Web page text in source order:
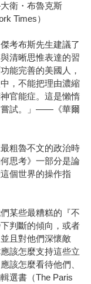
衛・布魯克斯
Times）
考布斯先生建議了
清晰思惟表達的習
能完善的美國人，
，不能把理由濃縮
官能症。這是懶惰
嘗試。」——《華爾
粗魯不文的政治時
思考》一部分是論
個世界的操作指
某些最糟糕的『不
判斷的傾向，或者
且對他們深懷敵
該怎麼支持這些立
該怎麼看待他們、
選書（The Paris